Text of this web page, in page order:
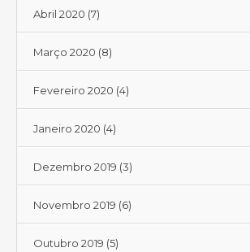
Abril 2020 (7)
Março 2020 (8)
Fevereiro 2020 (4)
Janeiro 2020 (4)
Dezembro 2019 (3)
Novembro 2019 (6)
Outubro 2019 (5)